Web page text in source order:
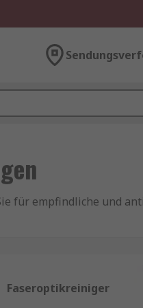
für empfindliche und
zu reinigen, um
Faseroptikreiniger